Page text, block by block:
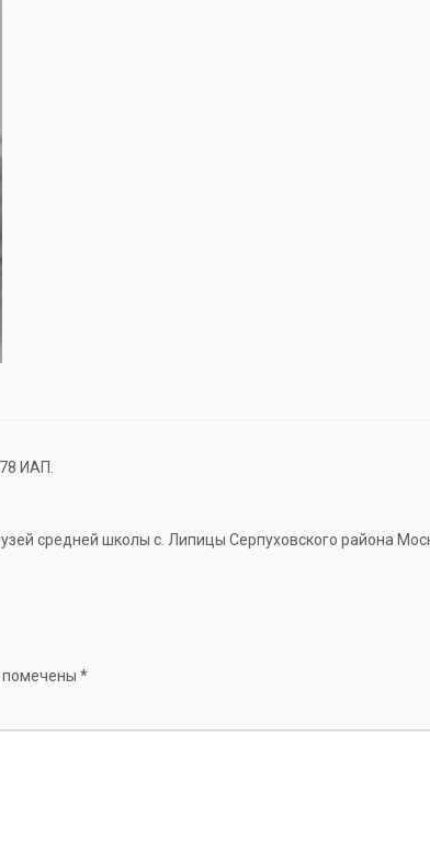
ИАП.
средней школы с. Липицы Серпуховского района
помечены *